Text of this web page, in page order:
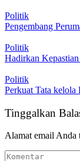
Politik
Pengembang
Politik
Hadirkan
Politik
Perkuat Tata kelola
Tinggalkan
Alamat email Anda